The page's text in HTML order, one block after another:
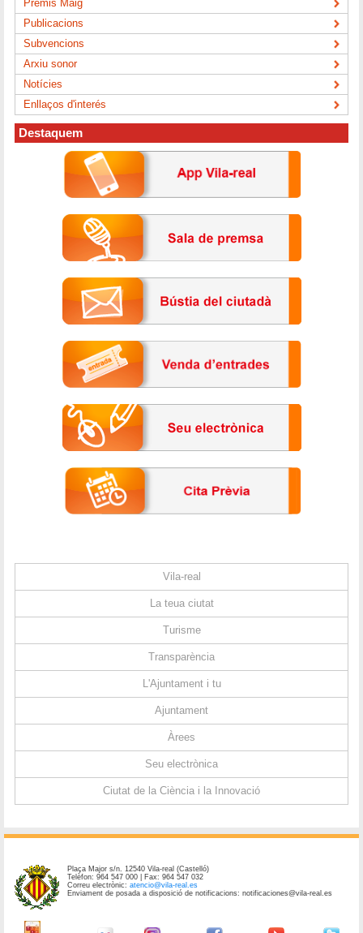
Premis Maig
Publicacions
Subvencions
Arxiu sonor
Notícies
Enllaços d'interés
Destaquem
Vila-real
La teua ciutat
Turisme
Transparència
L'Ajuntament i tu
Ajuntament
Àrees
Seu electrònica
Ciutat de la Ciència i la Innovació
Plaça Major s/n. 12540 Vila-real (Castelló)
Telèfon: 964 547 000 | Fax: 964 547 032
Correu electrònic:atencio@vila-real.es
Enviament de posada a disposició de notificacions: notificaciones@vila-real.es